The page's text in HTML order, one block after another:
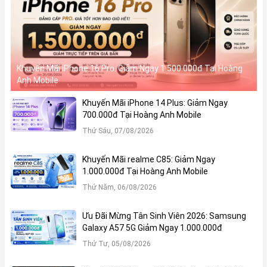
Khuyến Mãi iPhone 16 Pro: Giảm Ngay 1.500.000đ Tại Hoàng
Anh Mobile
Khuyến Mãi iPhone 14 Plus: Giảm Ngay
700.000đ Tại Hoàng Anh Mobile
Thứ Sáu, 07/08/2026
Khuyến Mãi realme C85: Giảm Ngay
1.000.000đ Tại Hoàng Anh Mobile
Thứ Năm, 06/08/2026
Ưu Đãi Mừng Tân Sinh Viên 2026: Samsung
Galaxy A57 5G Giảm Ngay 1.000.000đ
Thứ Tư, 05/08/2026